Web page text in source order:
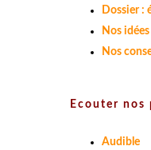
Dossier :
Nos
Nos
Ecouter nos
Audible